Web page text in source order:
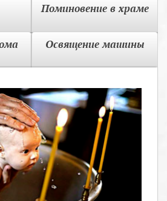
Поминовение в храме
Освящение машины